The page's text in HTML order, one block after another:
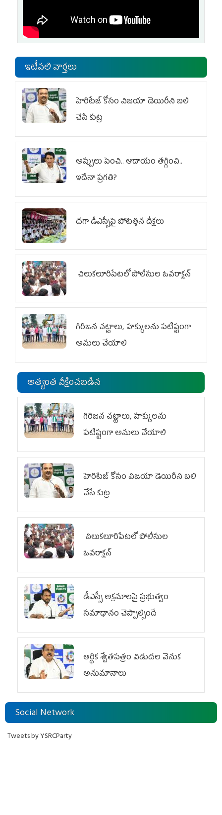
ఇటీవలి వార్తలు
హెరిటేజ్ కోసం విజయా డెయిరీని బలి
చేసే కుట్ర‌
అప్పులు పెంచి.. ఆదాయం తగ్గించి..
ఇదేనా ప్రగతి?
దగా డీఎస్సీపై పోటెత్తిన దీక్షలు
చిలుక‌లూరిపేట‌లో పోలీసుల ఓవ‌రాక్ష‌న్‌
గిరిజన చట్టాలు, హక్కులను పటిష్టంగా
అమలు చేయాలి
అత్యంత వీక్షించబడిన
గిరిజన చట్టాలు, హక్కులను
పటిష్టంగా అమలు చేయాలి
హెరిటేజ్ కోసం విజయా డెయిరీని బలి
చేసే కుట్ర‌
చిలుక‌లూరిపేట‌లో పోలీసుల
ఓవ‌రాక్ష‌న్‌
డీఎస్సీ అక్రమాలపై ప్రభుత్వం
సమాధానం చెప్పాల్సిందే
ఆర్థిక శ్వేతపత్రం విడుదల వెనుక
అనుమానాలు
Social Network
Tweets by YSRCParty